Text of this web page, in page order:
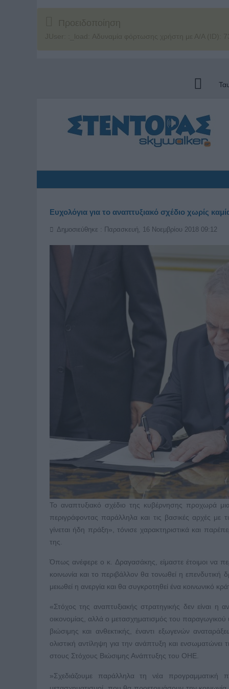
Προειδοποίηση
JUser: :_load: Αδυναμία φόρτωσης χρήστη με Α/Α (ID):
Ευχολόγια για το αναπτυξιακό σχέδιο χωρίς
Δημοσιεύθηκε : Παρασκευή, 16 Νοεμβρίου 2018 09:12
Το αναπτυξιακό σχέδιο της κυβέρνησης προχωρά
περιγράφοντας παράλληλα και τις βασικές αρχές με
γίνεται ήδη πράξη», τόνισε χαρακτηριστικά και
της.
Όπως ανέφερε ο κ. Δραγασάκης, είμαστε έτοιμοι να
κοινωνία και το περιβάλλον θα τονωθεί η επενδυτική
μειωθεί η ανεργία και θα συγκροτηθεί ένα κοινωνικό
«Στόχος της αναπτυξιακής στρατηγικής δεν
οικονομίας, αλλά ο μετασχηματισμός του παραγωγικού
βιώσιμης και ανθεκτικής, έναντι εξωγενών
ολιστική αντίληψη για την ανάπτυξη και ενσωματώνει
στους Στόχους Βιώσιμης Ανάπτυξης του ΟΗΕ.
»Σχεδιάζουμε παράλληλα τη νέα προγραμματική